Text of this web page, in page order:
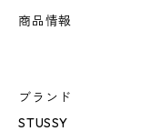
商品情報
ブランド
STUSSY